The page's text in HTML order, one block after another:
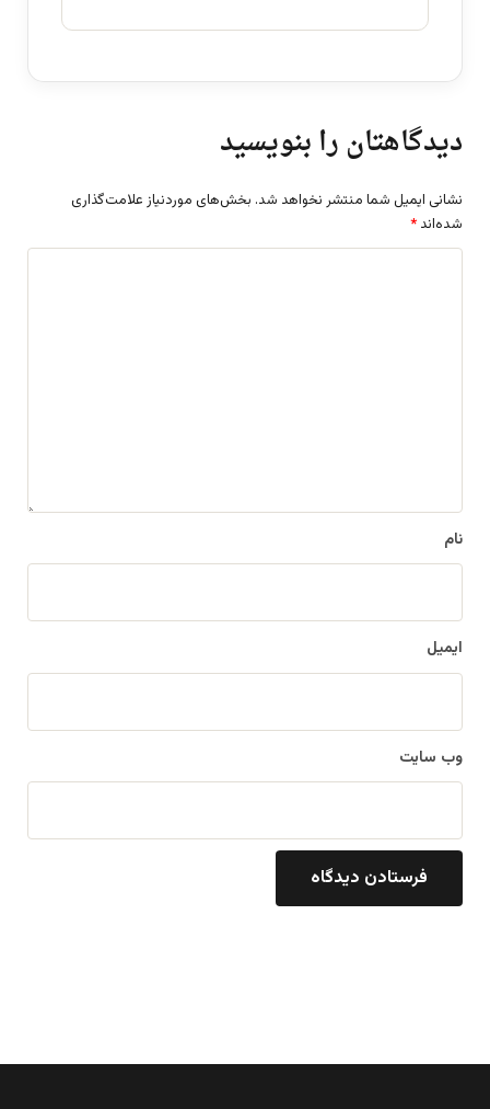
دیدگاهتان را بنویسید
نشانی ایمیل شما منتشر نخواهد شد. بخش‌های موردنیاز علامت‌گذاری
شده‌اند *
نام
ایمیل
وب‌ سایت